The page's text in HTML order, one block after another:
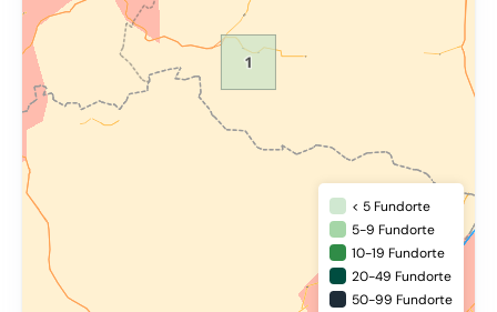
< 5 Fundorte
5-9 Fundorte
10-19 Fundorte
20-49 Fundorte
50-99 Fundorte